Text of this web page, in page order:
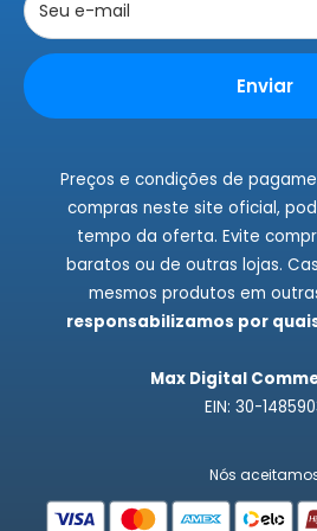
Trocas e Devoluções
Rastrear Pedidos
Seu e-mail
Enviar
Preços e condições de
compras neste site oficial,
tempo da oferta. Evite
baratos ou de outras lojas.
mesmos produtos em
responsabilizamos por
Max Digital
EIN: 30-
Nós